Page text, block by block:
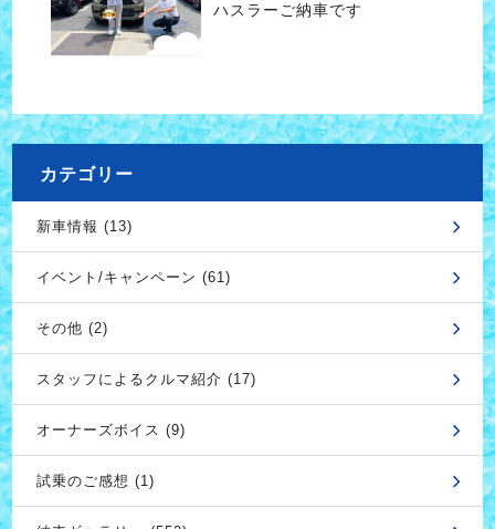
ハスラーご納車です
カテゴリー
新車情報 (13)
イベント/キャンペーン (61)
その他 (2)
スタッフによるクルマ紹介 (17)
オーナーズボイス (9)
試乗のご感想 (1)